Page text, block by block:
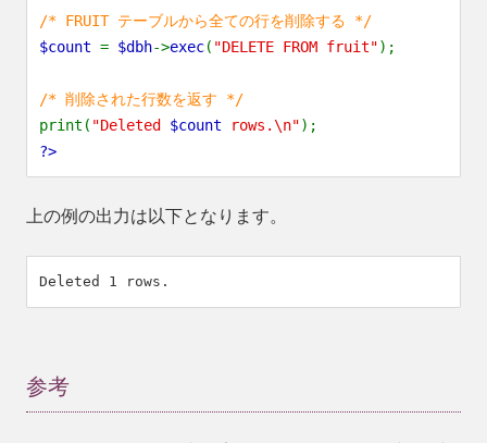
/* FRUIT テーブルから全ての行を削除する */
$count = $dbh->exec( "DELETE FROM fruit");
/* 削除された行数を返す */
print( "Deleted $count rows.\n");
?>
上の例の出力は以下となります。
参考